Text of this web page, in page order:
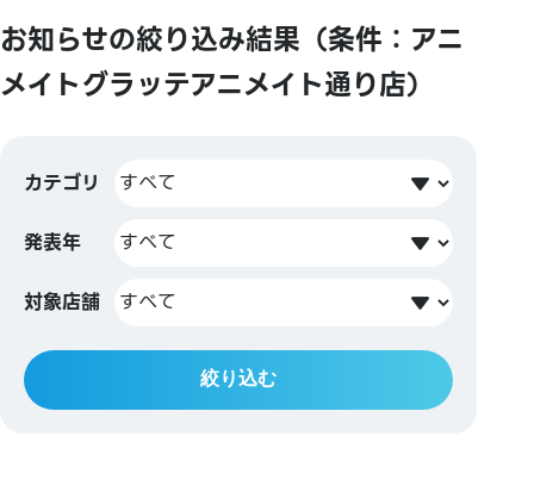
お知らせの絞り込み結果（条件：アニ
メイトグラッテアニメイト通り店）
カテゴリ
発表年
対象店舗
絞り込む